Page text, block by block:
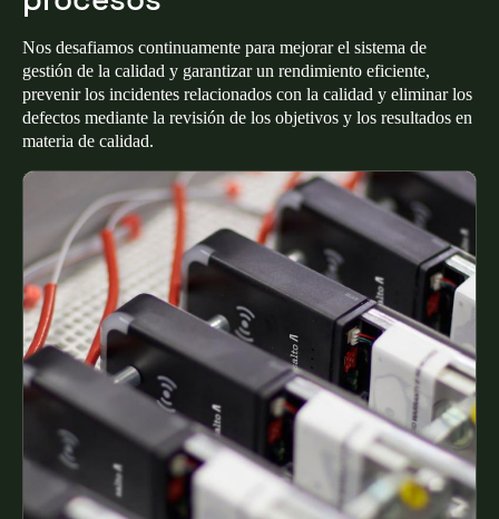
Nos desafiamos continuamente para mejorar el sistema de
gestión de la calidad y garantizar un rendimiento eficiente,
prevenir los incidentes relacionados con la calidad y eliminar los
defectos mediante la revisión de los objetivos y los resultados en
materia de calidad.